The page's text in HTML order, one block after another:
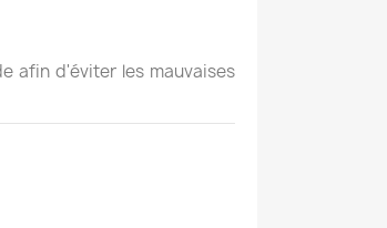
afin d'éviter les mauvaises